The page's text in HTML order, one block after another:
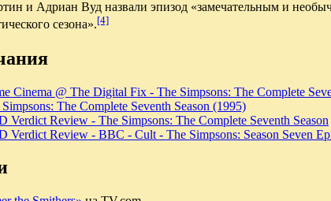
и Адриан Вуд назвали эпизод «замечательным и
сезона».[4]
Cinema @ The Digital Fix - The Simpsons: The Complete
The Complete Seventh Season (1995)
Verdict Review - The Simpsons: The Complete Seventh Season
Verdict Review - BBC - Cult - The Simpsons: Season Seven